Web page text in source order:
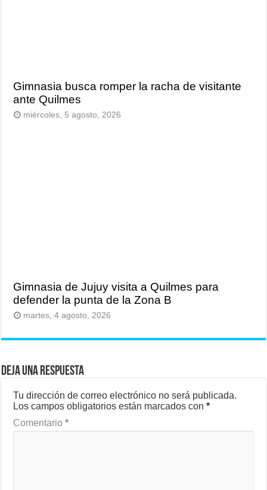
Gimnasia busca romper la racha de visitante
ante Quilmes
miércoles, 5 agosto, 2026
Gimnasia de Jujuy visita a Quilmes para
defender la punta de la Zona B
martes, 4 agosto, 2026
Deja una respuesta
Tu dirección de correo electrónico no será publicada.
Los campos obligatorios están marcados con*
Comentario*